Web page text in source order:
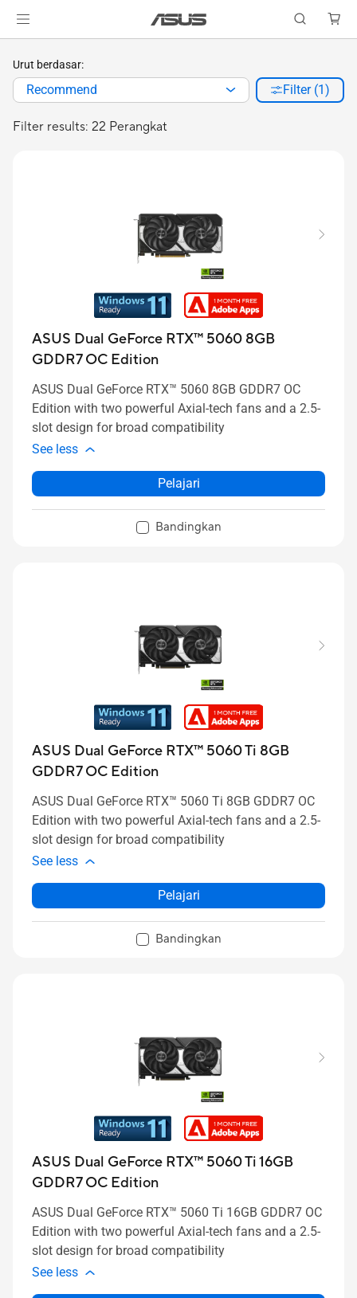
Filter results: 22 Perangkat
Urut berdasar:
Recommend Filter (1)
ASUS Dual GeForce RTX™ 5060 8GB
GDDR7 OC Edition
ASUS Dual GeForce RTX™ 5060 8GB GDDR7 OC
Edition with two powerful Axial-tech fans and a 2.5-
slot design for broad compatibility
See less
Pelajari
Bandingkan
ASUS Dual GeForce RTX™ 5060 Ti 8GB
GDDR7 OC Edition
ASUS Dual GeForce RTX™ 5060 Ti 8GB GDDR7 OC
Edition with two powerful Axial-tech fans and a 2.5-
slot design for broad compatibility
See less
Pelajari
Bandingkan
ASUS Dual GeForce RTX™ 5060 Ti 16GB
GDDR7 OC Edition
ASUS Dual GeForce RTX™ 5060 Ti 16GB GDDR7 OC
Edition with two powerful Axial-tech fans and a 2.5-
slot design for broad compatibility
See less